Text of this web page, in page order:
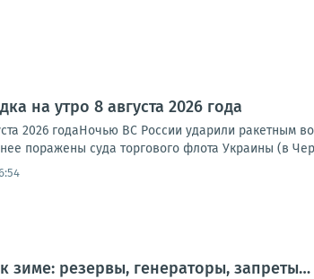
на утро 8 августа 2026 года
2026 годаНочью ВС России ударили ракетным
поражены суда торгового флота Украины (в
зиме: резервы, генераторы, запреты…